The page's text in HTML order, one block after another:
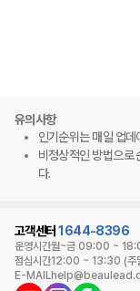
유의사항
인기순위는 매일 업
비정상적인 방법으로
다.
고객센터 1644-8396
운영시간월~금 09:00 ~
점심시간12:00 ~ 13:30 (주
E-MAIL